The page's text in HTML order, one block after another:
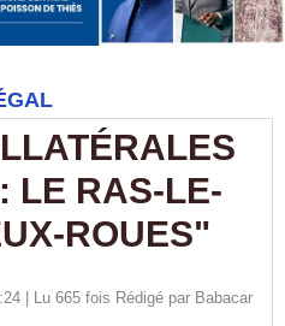
LE RAS-LE-
ROUES"
| Lu 665 fois Rédigé par Babacar